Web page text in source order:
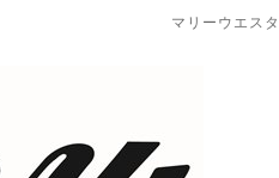
マリーウエス